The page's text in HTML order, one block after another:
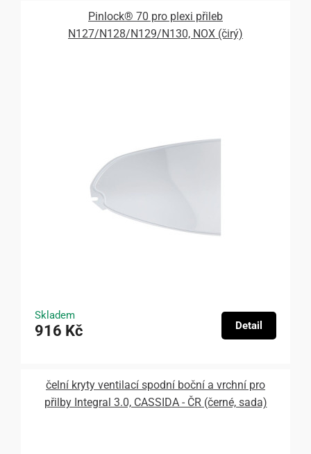
Pinlock® 70 pro plexi přileb
N127/N128/N129/N130, NOX (čirý)
Skladem
916 Kč Detail
čelní kryty ventilací spodní boční a vrchní pro
přilby Integral 3.0, CASSIDA - ČR (černé, sada)